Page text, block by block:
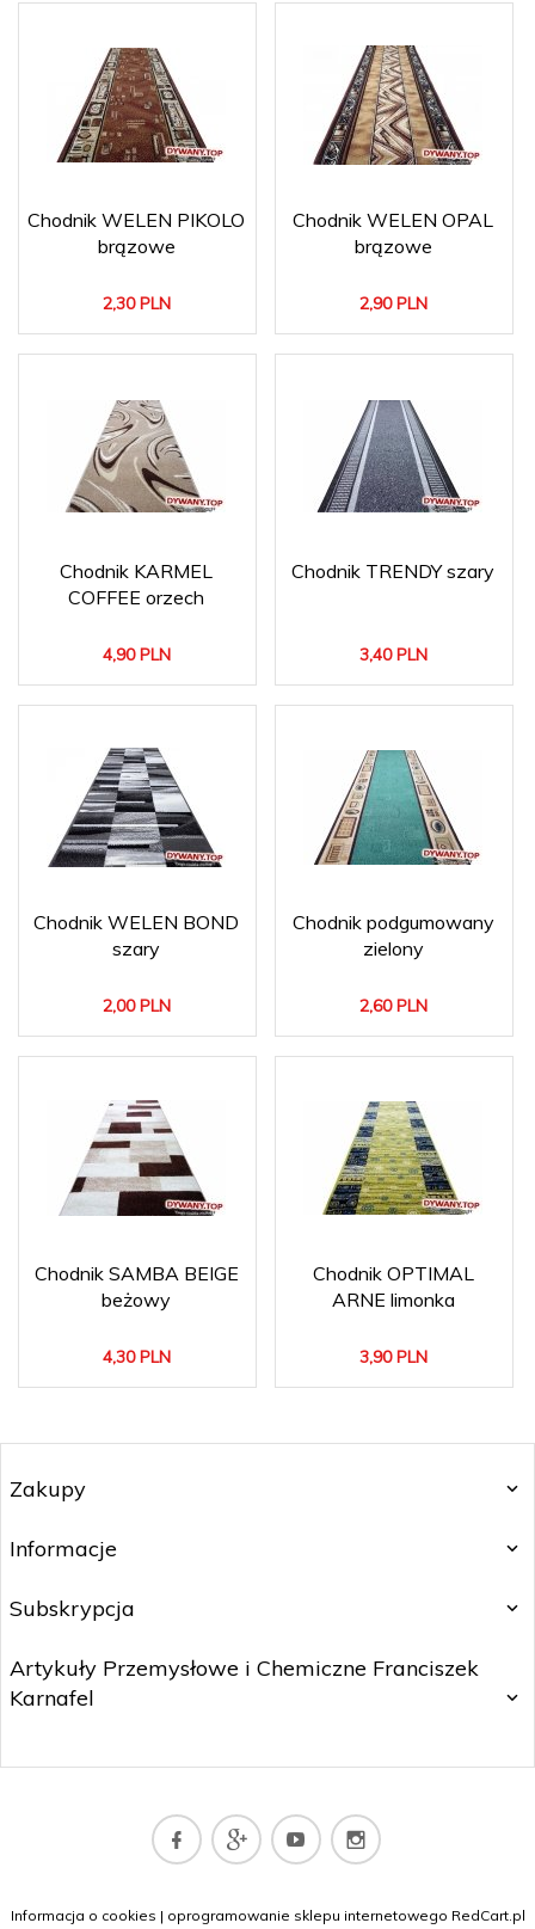
Chodnik WELEN PIKOLO
brązowe
2,30 PLN
Chodnik WELEN OPAL
brązowe
2,90 PLN
Chodnik KARMEL
COFFEE orzech
4,90 PLN
Chodnik TRENDY szary
3,40 PLN
Chodnik WELEN BOND
szary
2,00 PLN
Chodnik podgumowany
zielony
2,60 PLN
Chodnik SAMBA BEIGE
beżowy
4,30 PLN
Chodnik OPTIMAL
ARNE limonka
3,90 PLN
Zakupy
Informacje
Subskrypcja
Artykuły Przemysłowe i Chemiczne Franciszek
Karnafel
sklep@dywany.top
Informacja o cookies | oprogramowanie sklepu internetowego RedCart.pl